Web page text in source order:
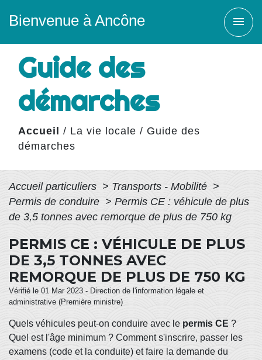
Bienvenue à Ancône menu
Guide des
démarches
Accueil / La vie locale / Guide des
démarches
Accueil particuliers > Transports - Mobilité >
Permis de conduire > Permis CE : véhicule de plus
de 3,5 tonnes avec remorque de plus de 750 kg
PERMIS CE : VÉHICULE DE PLUS
DE 3,5 TONNES AVEC
REMORQUE DE PLUS DE 750 KG
Vérifié le 01 Mar 2023 - Direction de l'information légale et
administrative (Première ministre)
Quels véhicules peut-on conduire avec le permis CE ?
Quel est l'âge minimum ? Comment s'inscrire, passer les
examens (code et la conduite) et faire la demande du